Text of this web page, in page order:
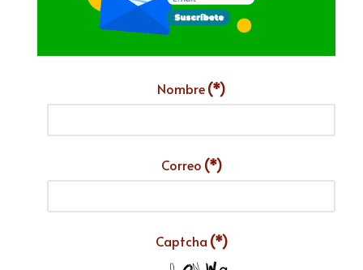
Nombre(*)
Correo (*)
Captcha (*)